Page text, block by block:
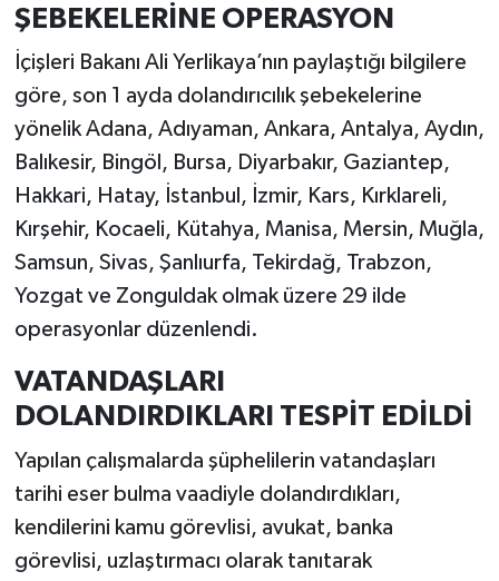
ŞEBEKELERİNE OPERASYON
İçişleri Bakanı Ali Yerlikaya’nın paylaştığı bilgilere
göre, son 1 ayda dolandırıcılık şebekelerine
yönelik Adana, Adıyaman, Ankara, Antalya, Aydın,
Balıkesir, Bingöl, Bursa, Diyarbakır, Gaziantep,
Hakkari, Hatay, İstanbul, İzmir, Kars, Kırklareli,
Kırşehir, Kocaeli, Kütahya, Manisa, Mersin, Muğla,
Samsun, Sivas, Şanlıurfa, Tekirdağ, Trabzon,
Yozgat ve Zonguldak olmak üzere 29 ilde
operasyonlar düzenlendi.
VATANDAŞLARI
DOLANDIRDIKLARI TESPİT EDİLDİ
Yapılan çalışmalarda şüphelilerin vatandaşları
tarihi eser bulma vaadiyle dolandırdıkları,
kendilerini kamu görevlisi, avukat, banka
görevlisi, uzlaştırmacı olarak tanıtarak